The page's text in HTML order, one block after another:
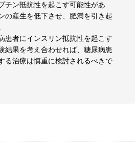
チン抵抗性を起こす可能性があ
の産生を低下させ、肥満を引き起
患者にインスリン抵抗性を起こす
結果を考え合わせれば、糖尿病患
る治療は慎重に検討されるべきで